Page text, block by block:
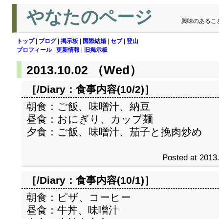
やなたのページ 興味のあるこ
トップ| ブログ| 掲示板 国際結婚 セブ| 登山
プロフィール| 更新情報 旧掲示板
2013.10.02 （Wed）
［/Diary： 食事内容(10/2)］
朝食：ご飯、味噌汁、納豆
昼食：おにぎり、カップ麺
夕食：ご飯、味噌汁、茄子と挽肉炒め
Posted at
［/Diary： 食事内容(10/1)］
朝食：ピザ、コーヒー
昼食：牛丼、味噌汁